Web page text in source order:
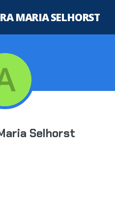
MARIA SELHORST
Selhorst